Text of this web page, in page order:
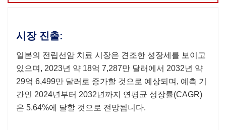
시장 진출:
일본의 전립선암 치료 시장은 견조한 성장세를 보이고
있으며, 2023년 약 18억 7,287만 달러에서 2032년 약
29억 6,499만 달러로 증가할 것으로 예상되며, 예측 기
간인 2024년부터 2032년까지 연평균 성장률(CAGR)
은 5.64%에 달할 것으로 전망됩니다.